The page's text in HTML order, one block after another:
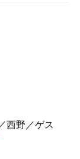
西野／ゲス